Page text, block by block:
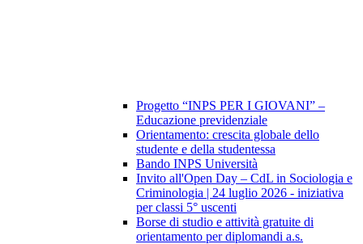
Progetto “INPS PER I GIOVANI” –
Educazione previdenziale
Orientamento: crescita globale dello
studente e della studentessa
Bando INPS Università
Invito all'Open Day – CdL in Sociologia e
Criminologia | 24 luglio 2026 - iniziativa
per classi 5° uscenti
Borse di studio e attività gratuite di
orientamento per diplomandi a.s.